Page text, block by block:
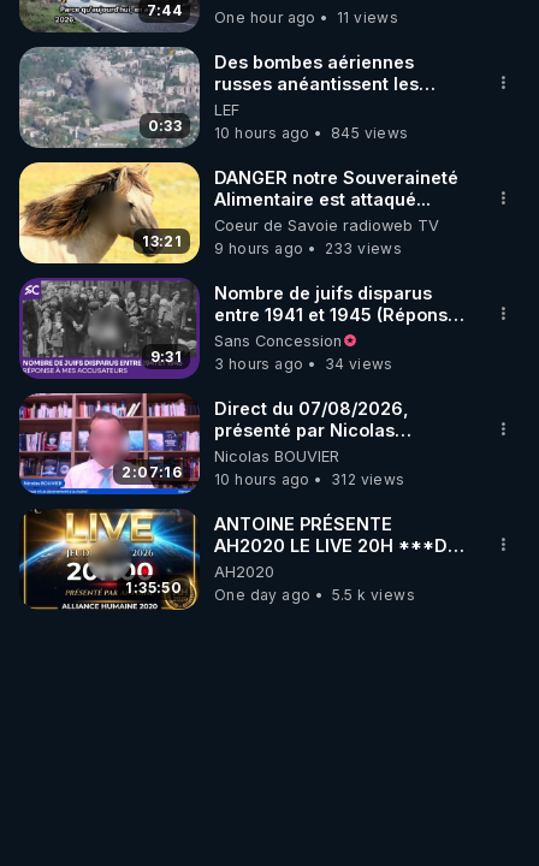
code : REGENERE10
▶ 30 jours gratuit sur l’application de méditation et
de bien-être ENVOL :
Rendez-vous sur https://www.envol.app/code
le code : REGENERE
7:44
One hour ago
11 views
0:33
Des bombes aériennes
russes anéantissent les
centres de contrôle de
drones de 3 brigades
ukrainienne
LEF
10 hours ago
845 views
13:21
DANGER notre Souveraineté
Alimentaire est attaqué...
Coeur de Savoie radioweb TV
9 hours ago
233 views
9:31
Nombre de juifs disparus
entre 1941 et 1945 (Réponse
à mes accusateurs)
Sans Concession
3 hours ago
34 views
2:07:16
Direct du 07/08/2026,
présenté par Nicolas
BOUVIER
Nicolas BOUVIER
10 hours ago
312 views
1:35:50
ANTOINE PRÉSENTE
AH2020 LE LIVE 20H ***DU
06/08/2026***
AH2020
One day ago
5.5 k views